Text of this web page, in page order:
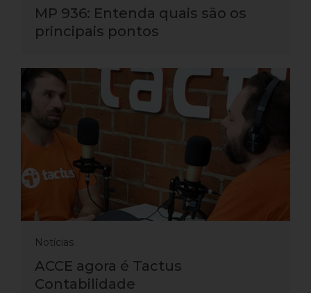
MP 936: Entenda quais são os
principais pontos
Notícias
ACCE agora é Tactus
Contabilidade